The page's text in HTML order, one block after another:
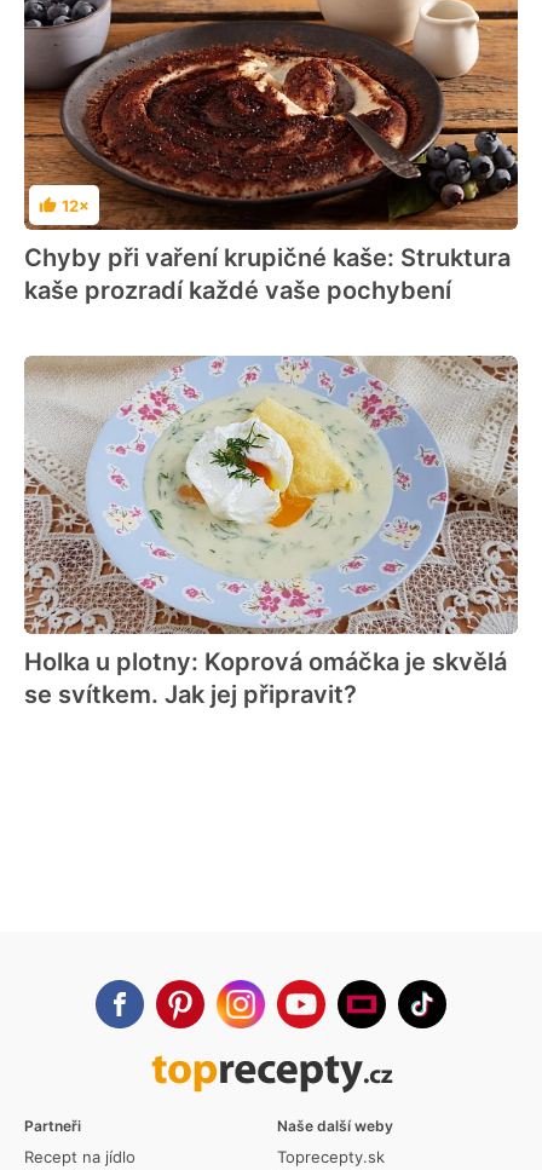
Hodnocení
12×
Chyby při vaření krupičné kaše: Struktura
kaše prozradí každé vaše pochybení
Holka u plotny: Koprová omáčka je skvělá
se svítkem. Jak jej připravit?
Partneři
Recept na jídlo
Naše další weby
Toprecepty.sk